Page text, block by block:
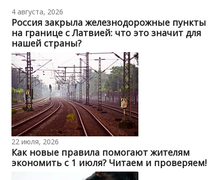
4 августа, 2026
Россия закрыла железнодорожные пункты
на границе с Латвией: что это значит для
нашей страны?
22 июля, 2026
Как новые правила помогают жителям
экономить с 1 июля? Читаем и проверяем!